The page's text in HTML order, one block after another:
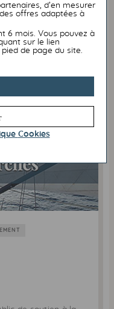
est de faire baisser
économique.
financiers,
?
d’en mesurer
offres adaptées à
6 mois. Vous pouvez à
sur le lien
de page du site.
Cookies